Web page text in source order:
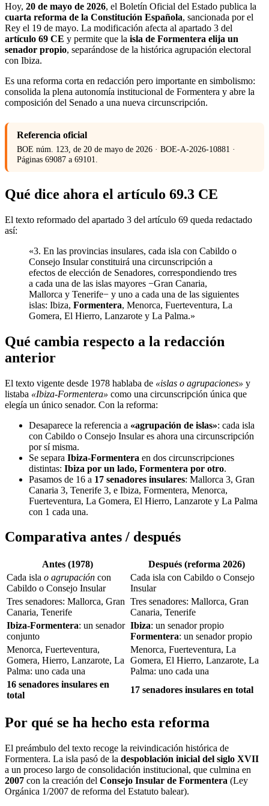
Hoy, 20 de mayo de 2026, el Boletín Oficial del Estado publica la
cuarta reforma de la Constitución Española, sancionada por el
Rey el 19 de mayo. La modificación afecta al apartado 3 del
artículo 69 CE y permite que la isla de Formentera elija un
senador propio, separándose de la histórica agrupación electoral
con Ibiza.
Es una reforma corta en redacción pero importante en simbolismo:
consolida la plena autonomía institucional de Formentera y abre la
composición del Senado a una nueva circunscripción.
Referencia oficial
BOE núm. 123, de 20 de mayo de 2026 · BOE-A-2026-10881 ·
Páginas 69087 a 69101.
Qué dice ahora el artículo 69.3 CE
El texto reformado del apartado 3 del artículo 69 queda redactado
así:
«3. En las provincias insulares, cada isla con Cabildo o
Consejo Insular constituirá una circunscripción a
efectos de elección de Senadores, correspondiendo tres
a cada una de las islas mayores −Gran Canaria,
Mallorca y Tenerife− y uno a cada una de las siguientes
islas: Ibiza, Formentera, Menorca, Fuerteventura, La
Gomera, El Hierro, Lanzarote y La Palma.»
Qué cambia respecto a la redacción
anterior
El texto vigente desde 1978 hablaba de «islas o agrupaciones» y
listaba «Ibiza-Formentera» como una circunscripción única que
elegía un único senador. Con la reforma:
Desaparece la referencia a «agrupación de islas»: cada isla
con Cabildo o Consejo Insular es ahora una circunscripción
por sí misma.
Se separa Ibiza-Formentera en dos circunscripciones
distintas: Ibiza por un lado, Formentera por otro.
Pasamos de 16 a 17 senadores insulares: Mallorca 3, Gran
Canaria 3, Tenerife 3, e Ibiza, Formentera, Menorca,
Fuerteventura, La Gomera, El Hierro, Lanzarote y La Palma
con 1 cada una.
Comparativa antes / después
Antes (1978)
Después (reforma 2026)
Cada isla o agrupación con
Cabildo o Consejo Insular
Cada isla con Cabildo o Consejo
Insular
Tres senadores: Mallorca, Gran
Canaria, Tenerife
Tres senadores: Mallorca, Gran
Canaria, Tenerife
Ibiza-Formentera: un senador
conjunto
Ibiza: un senador propio
Formentera: un senador propio
Menorca, Fuerteventura,
Gomera, Hierro, Lanzarote, La
Palma: uno cada una
Menorca, Fuerteventura, La
Gomera, El Hierro, Lanzarote, La
Palma: uno cada una
16 senadores insulares en
total
17 senadores insulares en total
Por qué se ha hecho esta reforma
El preámbulo del texto recoge la reivindicación histórica de
Formentera. La isla pasó de la despoblación inicial del siglo XVII
a un proceso largo de consolidación institucional, que culmina en
2007 con la creación del Consejo Insular de Formentera (Ley
Orgánica 1/2007 de reforma del Estatuto balear).